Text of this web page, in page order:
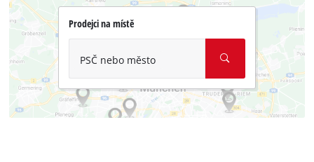
Prodejci na místě
PSČ nebo město